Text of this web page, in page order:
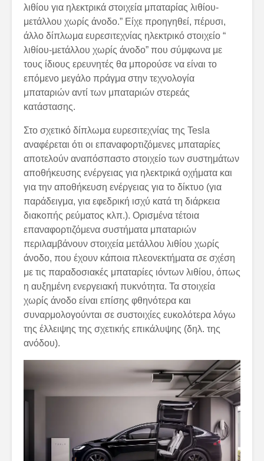
λιθίου για ηλεκτρικά στοιχεία μπαταρίας λιθίου-
μετάλλου χωρίς άνοδο.” Είχε προηγηθεί, πέρυσι,
άλλο δίπλωμα ευρεσιτεχνίας ηλεκτρικό στοιχείο “
λιθίου-μετάλλου χωρίς άνοδο” που σύμφωνα με
τους ίδιους ερευνητές θα μπορούσε να είναι το
επόμενο μεγάλο πράγμα στην τεχνολογία
μπαταριών αντί των μπαταριών στερεάς
κατάστασης.
Στο σχετικό δίπλωμα ευρεσιτεχνίας της Tesla
αναφέρεται ότι οι επαναφορτιζόμενες μπαταρίες
αποτελούν αναπόσπαστο στοιχείο των συστημάτων
αποθήκευσης ενέργειας για ηλεκτρικά οχήματα και
για την αποθήκευση ενέργειας για το δίκτυο (για
παράδειγμα, για εφεδρική ισχύ κατά τη διάρκεια
διακοπής ρεύματος κλπ.). Ορισμένα τέτοια
επαναφορτιζόμενα συστήματα μπαταριών
περιλαμβάνουν στοιχεία μετάλλου λιθίου χωρίς
άνοδο, που έχουν κάποια πλεονεκτήματα σε σχέση
με τις παραδοσιακές μπαταρίες ιόντων λιθίου, όπως
η αυξημένη ενεργειακή πυκνότητα. Τα στοιχεία
χωρίς άνοδο είναι επίσης φθηνότερα και
συναρμολογούνται σε συστοιχίες ευκολότερα λόγω
της έλλειψης της σχετικής επικάλυψης (δηλ. της
ανόδου).